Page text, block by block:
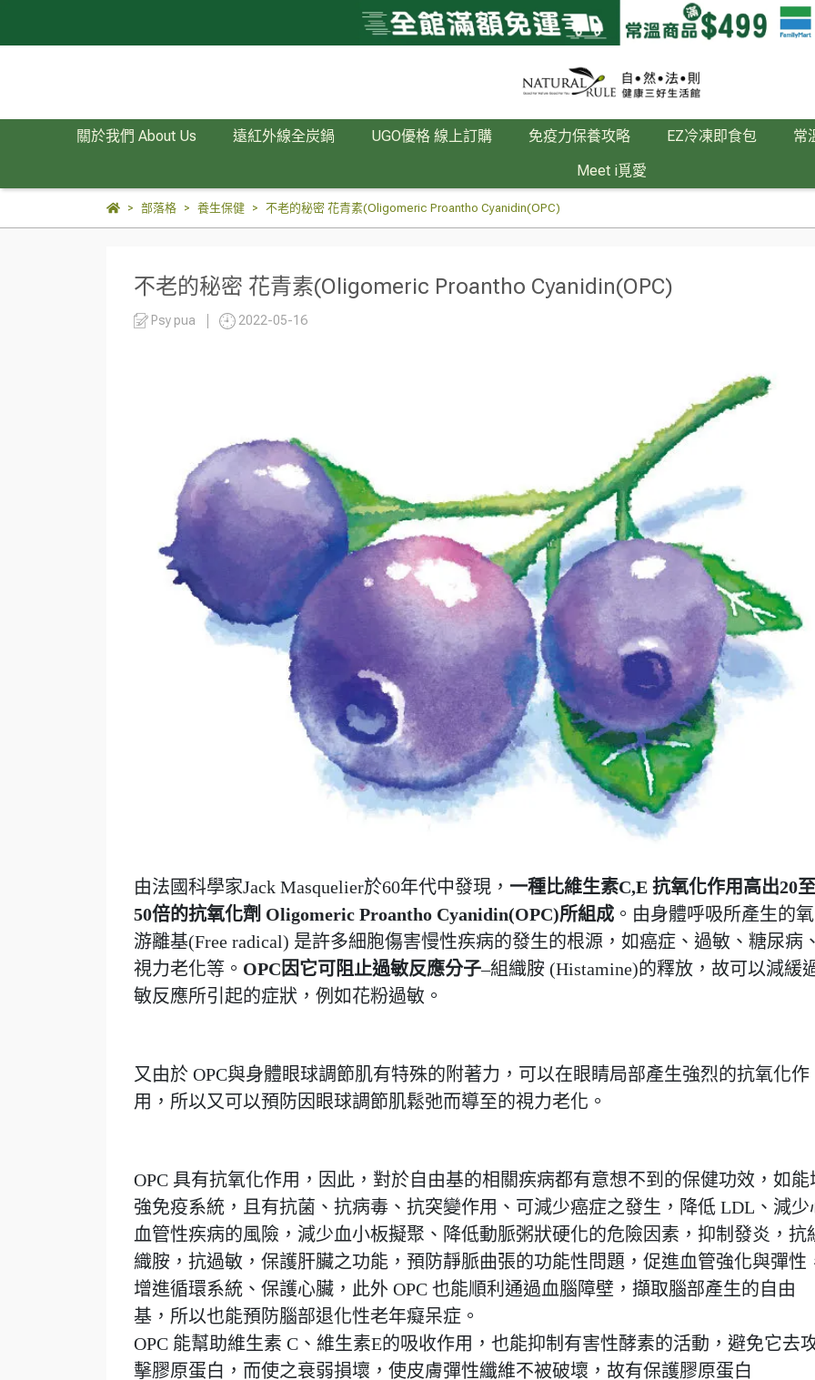
關於我們 About Us 遠紅外線全炭鍋 UGO優格 線上訂購 免疫力保養攻略 EZ冷凍即食包
常
Meet i覓愛
部落格 養生保健 不老的秘密 花青素(Oligomeric Proantho Cyanidin(OPC)
不老的秘密 花青素(Oligomeric Proantho Cyanidin(OPC)
Psy pua 2022-05-16
由法國科學家Jack Masquelier於60年代中發現， 一種比維生素C,E 抗氧化作用高出20至
50倍的抗氧化劑 Oligomeric Proantho Cyanidin(OPC)所組成 。由身體呼吸所產生的氧
游離基(Free radical) 是許多細胞傷害慢性疾病的發生的根源，如癌症、過敏、糖尿病
視力老化等。 OPC因它可阻止過敏反應分子–組織胺 (Histamine)的釋放，故可以減緩
敏反應所引起的症狀，例如花粉過敏。
又由於 OPC與身體眼球調節肌有特殊的附著力，可以在眼睛局部產生強烈的抗氧化作
用，所以又可以預防因眼球調節肌鬆弛而導至的視力老化。
OPC 具有抗氧化作用，因此，對於自由基的相關疾病都有意想不到的保健功效，如能
強免疫系統，且有抗菌、抗病毒、抗突變作用、可減少癌症之發生，降低 LDL、減少
血管性疾病的風險，減少血小板擬聚、降低動脈粥狀硬化的危險因素，抑制發炎，抗
織胺，抗過敏，保護肝臟之功能，預防靜脈曲張的功能性問題，促進血管強化與彈性
增進循環系統、保護心臟，此外 OPC 也能順利通過血腦障壁，擷取腦部產生的自由
基，所以也能預防腦部退化性老年癡呆症。
OPC 能幫助維生素 C、維生素E的吸收作用，也能抑制有害性酵素的活動，避免它去
擊膠原蛋白，而使之衰弱損壞，使皮膚彈性纖維不被破壞，故有保護膠原蛋白